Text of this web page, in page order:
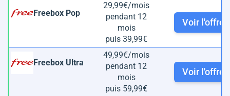
Freebox Pop
29,99€/mois
pendant 12
mois
puis 39,99€
Voir l'offre
Freebox Ultra
49,99€/mois
pendant 12
mois
puis 59,99€
Voir l'offre